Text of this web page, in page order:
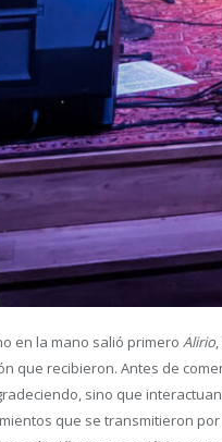
en la mano salió primero Alirio
que recibieron. Antes de
sino que
que se transmitieron